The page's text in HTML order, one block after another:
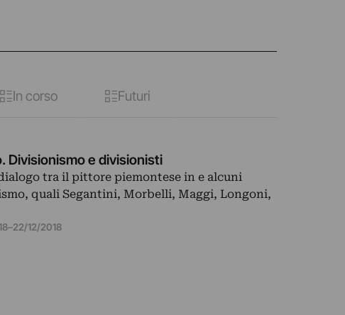
In corso Futuri
Divisionismo e divisionisti
tra il pittore piemontese in e alcuni
quali Segantini, Morbelli, Maggi, Longoni,
–22/12/2018